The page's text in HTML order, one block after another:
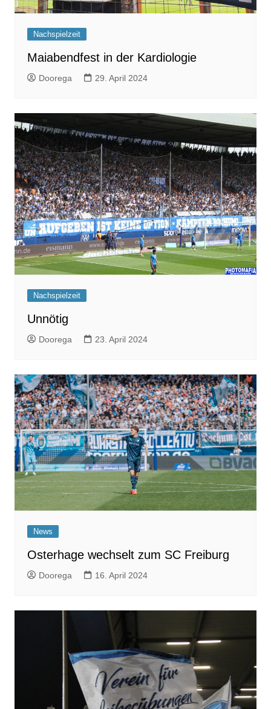
Nachspielzeit
Maiabendfest in der Kardiologie
Doorega 29. April 2024
Nachspielzeit
Unnötig
Doorega 23. April 2024
News
Osterhage wechselt zum SC Freiburg
Doorega 16. April 2024